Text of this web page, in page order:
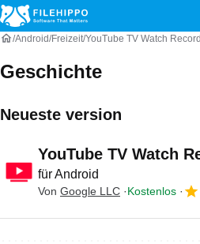
Android Freizeit YouTube TV Watch
Geschichte
Neueste version
YouTube TV Watch
für Android
Von Google LLC Kostenlos